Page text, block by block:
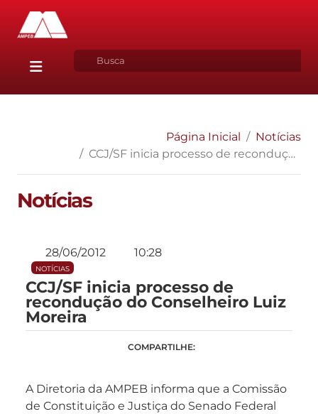
Página Inicial
Notícias
CCJ/SF inicia processo de recondução do Conselheiro Luiz Moreira
Notícias
28/06/2012 10:28
NOTÍCIAS
CCJ/SF inicia processo de
recondução do Conselheiro Luiz
Moreira
COMPARTILHE:
A Diretoria da AMPEB informa que a Comissão
de Constituição e Justiça do Senado Federal